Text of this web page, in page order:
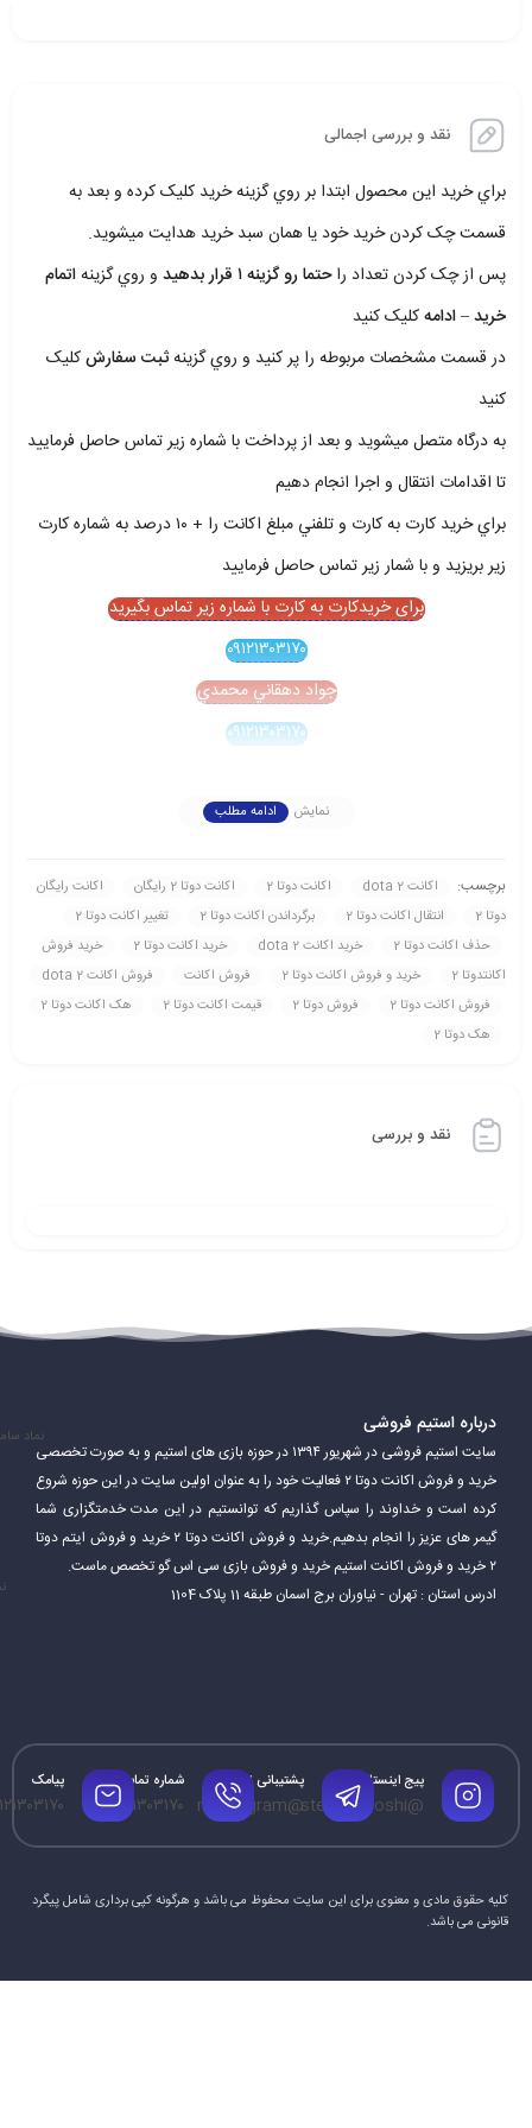
نقد و بررسی اجمالی
براي خريد اين محصول ابتدا بر روي گزينه خريد کليک کرده و بعد به
قسمت چک کردن خريد خود يا همان سبد خريد هدايت ميشويد.
پس از چک کردن تعداد راحتما رو گزينه ۱ قرار بدهيد و روي گزينهاتمام
خريد – ادامهکليک کنيد
در قسمت مشخصات مربوطه را پر کنيد و روي گزينهثبت سفارشکليک
کنيد
به درگاه متصل ميشويد و بعد از پرداخت با شماره زير تماس حاصل فرماييد
تا اقدامات انتقال و اجرا انجام دهيم
براي خريد کارت به کارت و تلفني مبلغ اکانت را + ۱۰ درصد به شماره کارت
زير بريزيد و با شمار زير تماس حاصل فرماييد
برای خریدکارت به کارت با شماره زیر تماس بگیرید
۰۹۱۲۱۳۰۳۱۷۰
جواد دهقاني محمدي
۰۹۱۲۱۳۰۳۱۷۰
نمایش ادامه مطلب
برچسب: اکانت dota 2 اکانت دوتا 2 اکانت دوتا 2 رايگان
اکانت رايگان
دوتا 2
انتقال اکانت دوتا 2 برگرداندن اکانت دوتا 2
تغيير اکانت دوتا 2
حذف اکانت دوتا 2
خريد اکانت dota 2 خريد اکانت دوتا 2
خريد فروش
اکانتدوتا 2
خريد و فروش اکانت دوتا 2 فروش اکانت
فروش اکانت dota 2
فروش اکانت دوتا 2
فروش دوتا 2 قيمت اکانت دوتا 2
هک اکانت دوتا 2
هک دوتا 2
نقد و بررسی
درباره استیم فروشی
سایت استیم فروشی در شهریور ۱۳۹۴ در حوزه بازی های استیم و به صورت تخصصی
خرید و فروش اکانت دوتا ۲ فعالیت خود را به عنوان اولین سایت در این حوزه شروع
کرده است و خداوند را سپاس گذاریم که توانستیم در این مدت خدمتگزاری شما
گیمر های عزیز را انجام بدهیم.خرید و فروش اکانت دوتا ۲ خرید و فروش ایتم دوتا
۲ خرید و فروش اکانت استیم خرید و فروش بازی سی اس گو تخصص ماست.
ادرس استان : تهران - نیاوران برج اسمان طبقه 11 پلاک 1104
نماد
پیج اینستاگرام
@steamforoshi
پشتیبانی تلگرام
@mrtelegram
شماره تماس
۰۹۱۲۱۳۰۳۱۷۰
پیامک
کلیه حقوق مادی و معنوی برای این سایت محفوظ می باشد و هرگونه کپی برداری شامل پیگرد
قانونی می باشد.